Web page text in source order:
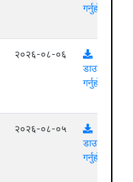
गर्नुहोस्
२०२६-०८-०६
डाउनलोड
गर्नुहोस्
२०२६-०८-०५
डाउनलोड
गर्नुहोस्